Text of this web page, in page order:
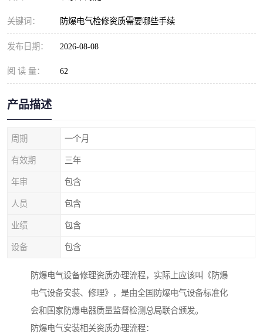
关键词： 防爆电气检修资质需要哪些手续
发布日期： 2026-08-08
阅 读 量： 62
产品描述
周期 一个月
有效期 三年
年审 包含
人员 包含
业绩 包含
设备 包含
防爆电气设备修理资质办理流程，实际上应该叫《防爆
电气设备安装、修理》，是由全国防爆电气设备标准化
会和国家防爆电器质量监督检测总局联合颁发。
防爆电气安装相关资质办理流程：